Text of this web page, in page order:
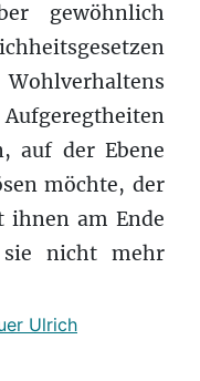
gewöhnlich
auf der Ebene
möchte, der
ihnen am Ende
nicht mehr
Ulrich